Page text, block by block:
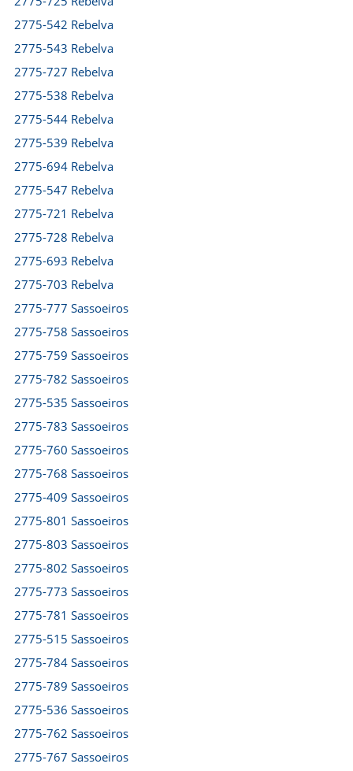
2775-542 Rebelva
2775-543 Rebelva
2775-727 Rebelva
2775-538 Rebelva
2775-544 Rebelva
2775-539 Rebelva
2775-694 Rebelva
2775-547 Rebelva
2775-721 Rebelva
2775-728 Rebelva
2775-693 Rebelva
2775-703 Rebelva
2775-777 Sassoeiros
2775-758 Sassoeiros
2775-759 Sassoeiros
2775-782 Sassoeiros
2775-535 Sassoeiros
2775-783 Sassoeiros
2775-760 Sassoeiros
2775-768 Sassoeiros
2775-409 Sassoeiros
2775-801 Sassoeiros
2775-803 Sassoeiros
2775-802 Sassoeiros
2775-773 Sassoeiros
2775-781 Sassoeiros
2775-515 Sassoeiros
2775-784 Sassoeiros
2775-789 Sassoeiros
2775-536 Sassoeiros
2775-762 Sassoeiros
2775-767 Sassoeiros